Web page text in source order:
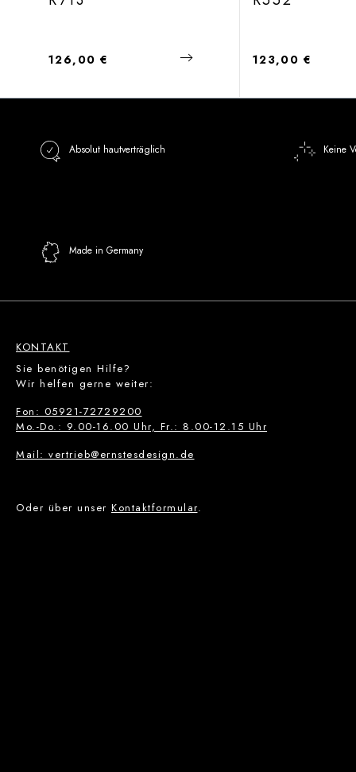
Regulärer Preis:
126,00 € Regulärer Preis:
123,00 €
Absolut hautverträglich Keine
Made in Germany
KONTAKT
Sie benötigen Hilfe?
Wir helfen gerne weiter:
Fon: 05921-72729200
Mo.-Do.: 9.00-16.00 Uhr, Fr.: 8.00-12.15 Uhr
Mail: vertrieb@ernstesdesign.de
Oder über unser Kontaktformular.